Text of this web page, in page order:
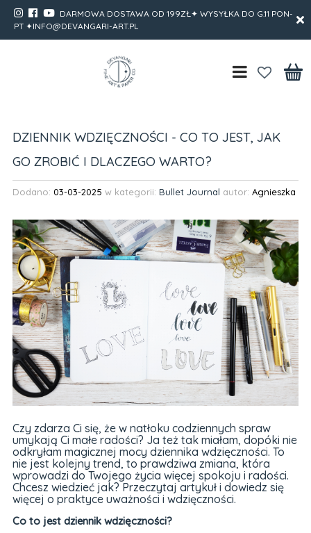
DARMOWA DOSTAWA OD 199ZŁ✦ WYSYŁKA DO G.11 PON-
PT ✦INFO@DEVANGARI-ART.PL
DZIENNIK WDZIĘCZNOŚCI - CO TO JEST, JAK
GO ZROBIĆ I DLACZEGO WARTO?
Dodano: 03-03-2025 w kategorii: Bullet Journal autor: Agnieszka
Czy zdarza Ci się, że w natłoku codziennych spraw
umykają Ci małe radości? Ja też tak miałam, dopóki nie
odkryłam magicznej mocy dziennika wdzięczności. To
nie jest kolejny trend, to prawdziwa zmiana, która
wprowadzi do Twojego życia więcej spokoju i radości.
Chcesz wiedzieć jak? Przeczytaj artykuł i dowiedz się
więcej o praktyce uważności i wdzięczności.
Co to jest dziennik wdzięczności?